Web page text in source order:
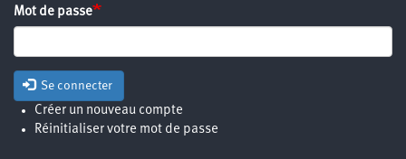
Mot de passe
Se connecter
Créer un nouveau compte
Réinitialiser votre mot de passe